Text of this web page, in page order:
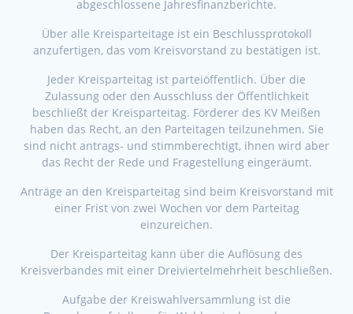
abgeschlossene Jahresfinanzberichte.
Über alle Kreisparteitage ist ein Beschlussprotokoll
anzufertigen, das vom Kreisvorstand zu bestätigen ist.
Jeder Kreisparteitag ist parteiöffentlich. Über die
Zulassung oder den Ausschluss der Öffentlichkeit
beschließt der Kreisparteitag. Förderer des KV Meißen
haben das Recht, an den Parteitagen teilzunehmen. Sie
sind nicht antrags- und stimmberechtigt, ihnen wird aber
das Recht der Rede und Fragestellung eingeräumt.
Anträge an den Kreisparteitag sind beim Kreisvorstand mit
einer Frist von zwei Wochen vor dem Parteitag
einzureichen.
Der Kreisparteitag kann über die Auflösung des
Kreisverbandes mit einer Dreiviertelmehrheit beschließen.
Aufgabe der Kreiswahlversammlung ist die